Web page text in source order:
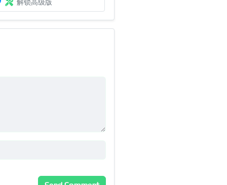
解锁高级版